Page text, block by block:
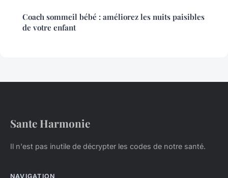
Coach sommeil bébé : améliorez les nuits paisibles
de votre enfant
Sante Harmonie
Il n'est pas inutile de décrypter les codes de notre santé.
NAVIGATION